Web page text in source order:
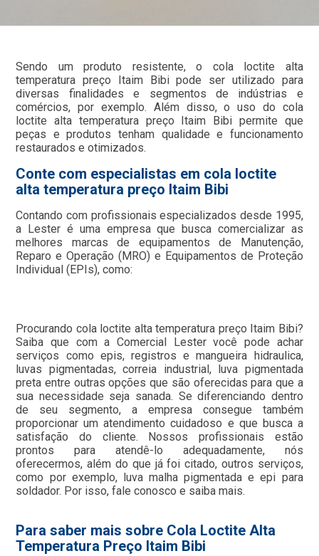
Sendo um produto resistente, o cola loctite alta
temperatura preço Itaim Bibi pode ser utilizado para
diversas finalidades e segmentos de indústrias e
comércios, por exemplo. Além disso, o uso do cola
loctite alta temperatura preço Itaim Bibi permite que
peças e produtos tenham qualidade e funcionamento
restaurados e otimizados.
Conte com especialistas em cola loctite
alta temperatura preço Itaim Bibi
Contando com profissionais especializados desde 1995,
a Lester é uma empresa que busca comercializar as
melhores marcas de equipamentos de Manutenção,
Reparo e Operação (MRO) e Equipamentos de Proteção
Individual (EPIs), como:
Procurando cola loctite alta temperatura preço Itaim Bibi?
Saiba que com a Comercial Lester você pode achar
serviços como epis, registros e mangueira hidraulica,
luvas pigmentadas, correia industrial, luva pigmentada
preta entre outras opções que são oferecidas para que a
sua necessidade seja sanada. Se diferenciando dentro
de seu segmento, a empresa consegue também
proporcionar um atendimento cuidadoso e que busca a
satisfação do cliente. Nossos profissionais estão
prontos para atendê-lo adequadamente, nós
oferecermos, além do que já foi citado, outros serviços,
como por exemplo, luva malha pigmentada e epi para
soldador. Por isso, fale conosco e saiba mais.
Para saber mais sobre Cola Loctite Alta
Temperatura Preço Itaim Bibi